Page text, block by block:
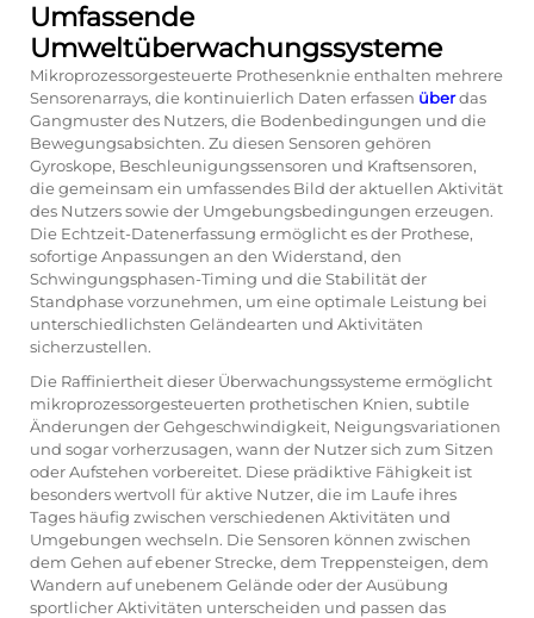
Umfassende
Umweltüberwachungssysteme
Mikroprozessorgesteuerte Prothesenknie enthalten mehrere
Sensorenarrays, die kontinuierlich Daten erfassen überdas
Gangmuster des Nutzers, die Bodenbedingungen und die
Bewegungsabsichten. Zu diesen Sensoren gehören
Gyroskope, Beschleunigungssensoren und Kraftsensoren,
die gemeinsam ein umfassendes Bild der aktuellen Aktivität
des Nutzers sowie der Umgebungsbedingungen erzeugen.
Die Echtzeit-Datenerfassung ermöglicht es der Prothese,
sofortige Anpassungen an den Widerstand, den
Schwingungsphasen-Timing und die Stabilität der
Standphase vorzunehmen, um eine optimale Leistung bei
unterschiedlichsten Geländearten und Aktivitäten
sicherzustellen.
Die Raffiniertheit dieser Überwachungssysteme ermöglicht
mikroprozessorgesteuerten prothetischen Knien, subtile
Änderungen der Gehgeschwindigkeit, Neigungsvariationen
und sogar vorherzusagen, wann der Nutzer sich zum Sitzen
oder Aufstehen vorbereitet. Diese prädiktive Fähigkeit ist
besonders wertvoll für aktive Nutzer, die im Laufe ihres
Tages häufig zwischen verschiedenen Aktivitäten und
Umgebungen wechseln. Die Sensoren können zwischen
dem Gehen auf ebener Strecke, dem Treppensteigen, dem
Wandern auf unebenem Gelände oder der Ausübung
sportlicher Aktivitäten unterscheiden und passen das